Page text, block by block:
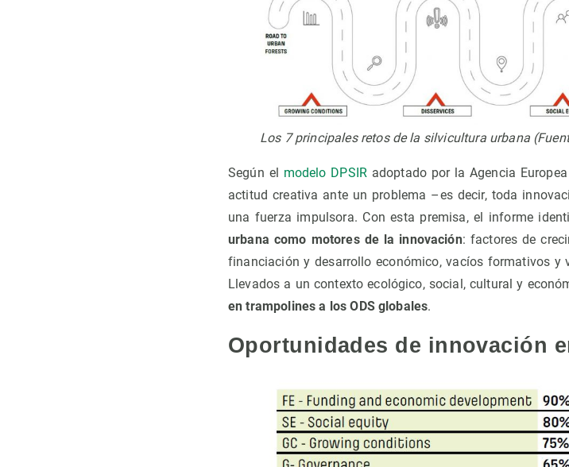
Los 7 principales retos de la silvicultura urbana
Según el modelo DPSIR adoptado por la Agencia
actitud creativa ante un problema –es decir, toda
una fuerza impulsora. Con esta premisa, el informe
urbana como motores de la innovación: factores de
financiación y desarrollo económico, vacíos formativos
Llevados a un contexto ecológico, social, cultural y
en trampolines a los ODS globales.
Oportunidades de innovación